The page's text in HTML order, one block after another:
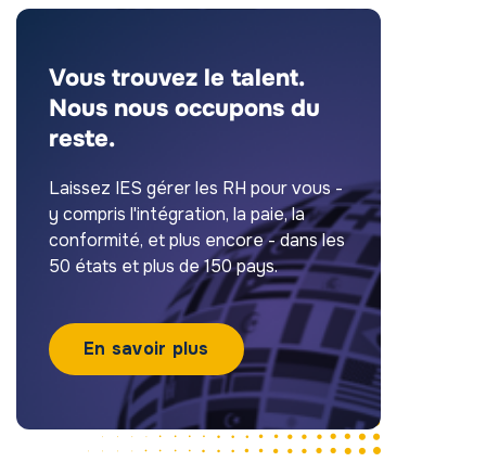
Vous trouvez le talent.
Nous nous occupons du
reste.
Laissez IES gérer les RH pour vous -
y compris l'intégration, la paie, la
conformité, et plus encore - dans les
50 états et plus de 150 pays.
En savoir plus